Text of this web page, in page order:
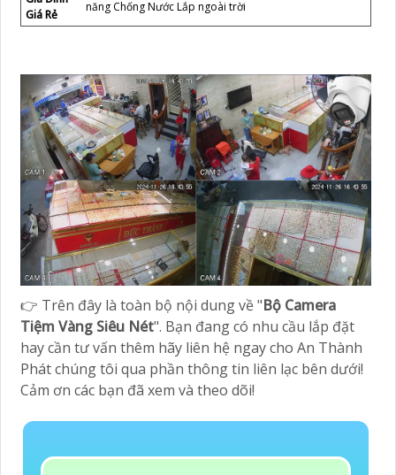
Giá Rẻ
năng Chống Nước Lắp ngoài trời
👉 Trên đây là toàn bộ nội dung về "Bộ Camera
Tiệm Vàng Siêu Nét". Bạn đang có nhu cầu lắp đặt
hay cần tư vấn thêm hãy liên hệ ngay cho An Thành
Phát chúng tôi qua phần thông tin liên lạc bên dưới!
Cảm ơn các bạn đã xem và theo dõi!